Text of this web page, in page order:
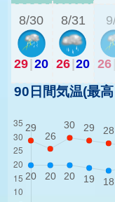
8/30
29 20
8/31
26 20 26
90日間気温(最